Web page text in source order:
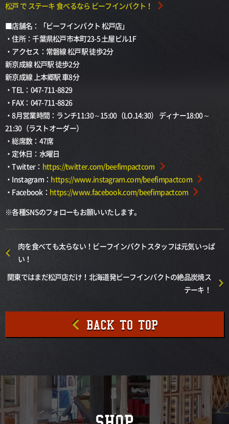
松戸 で ステーキ 食べるなら ビーフインパクト！
■店舗名：「ビーフインパクト 松戸店」
・住所：千葉県松戸市本町23-5 土屋ビル1F
・アクセス：常磐線 松戸駅 徒歩2分
新京成線 松戸駅 徒歩2分
新京成線 上本郷駅 車8分
・TEL：047-711-8829
・FAX：047-711-8826
・8月営業時間：ランチ11:30～15:00（LO.14:30） ディナー18:00～
21:30（ラストオーダー）
・総席数：47席
・定休日：水曜日
・Twitter： https://twitter.com/beefimpactcom
・Instagram： https://www.instagram.com/beefimpactcom
・Facebook： https://www.facebook.com/beefimpactcom
※各種SNSのフォローもお願いいたします。
肉を食べても太らない！ビーフインパクトスタッフは元気いっぱ
い！
関東ではまだ松戸店だけ！北海道発ビーフインパクトの絶品炭焼ス
テーキ！